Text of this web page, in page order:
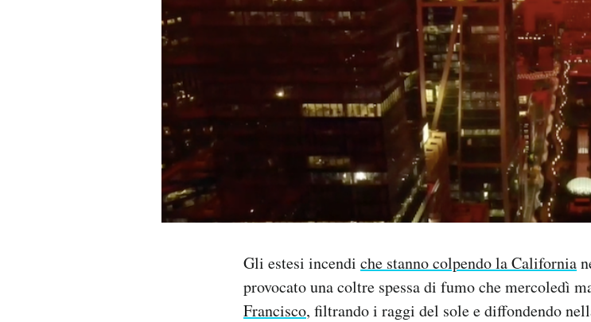
Gli estesi incendi che stanno colpendo la California
provocato una coltre spessa di fumo che mercoledì
Francisco, filtrando i raggi del sole e diffondendo